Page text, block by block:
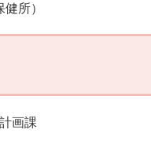
健所）
画課